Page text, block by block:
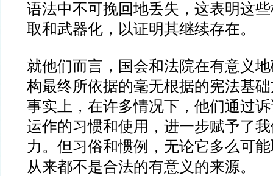
语法中不可挽回地丢失，这表明这
取和武器化，以证明其继续存在。
就他们而言，国会和法院在有意义
构最终所依据的毫无根据的宪法基
事实上，在许多情况下，他们通过
运作的习惯和使用，进一步赋予了
力。但习俗和惯例，无论它多么可
从来都不是合法的有意义的来源。